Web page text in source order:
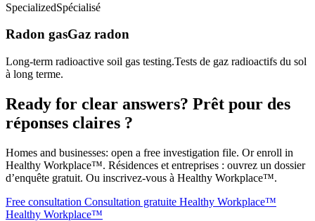
SpecializedSpécialisé
Radon gasGaz radon
Long-term radioactive soil gas testing.Tests de gaz radioactifs du sol
à long terme.
Ready for clear answers? Prêt pour des
réponses claires ?
Homes and businesses: open a free investigation file. Or enroll in
Healthy Workplace™. Résidences et entreprises : ouvrez un dossier
d’enquête gratuit. Ou inscrivez-vous à Healthy Workplace™.
Free consultation Consultation gratuite Healthy Workplace™
Healthy Workplace™